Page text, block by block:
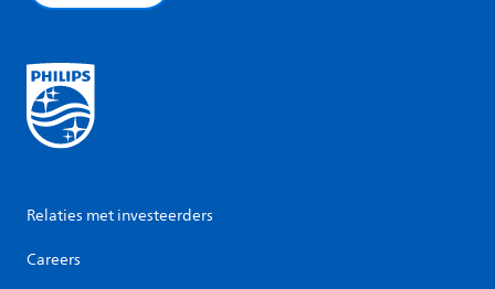
Relaties met investeerders
Careers